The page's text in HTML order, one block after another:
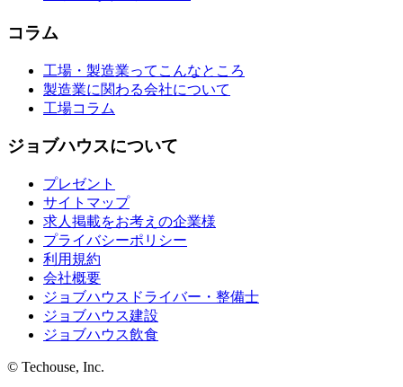
コラム
工場・製造業ってこんなところ
製造業に関わる会社について
工場コラム
ジョブハウスについて
プレゼント
サイトマップ
求人掲載をお考えの企業様
プライバシーポリシー
利用規約
会社概要
ジョブハウスドライバー・整備士
ジョブハウス建設
ジョブハウス飲食
© Techouse, Inc.